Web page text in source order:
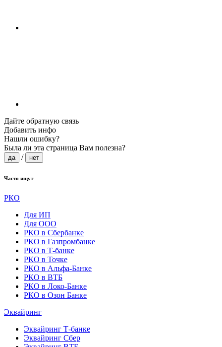
Дайте обратную связь
Добавить инфо
Нашли ошибку?
Была ли эта страница Вам полезна?
да / нет
Часто ищут
РКО
Для ИП
Для ООО
РКО в Сбербанке
РКО в Газпромбанке
РКО в Т-банке
РКО в Точке
РКО в Альфа-Банке
РКО в ВТБ
РКО в Локо-Банке
РКО в Озон Банке
Эквайринг
Эквайринг Т-банке
Эквайринг Сбер